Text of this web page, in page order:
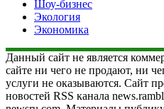
Шоу-бизнес
Экология
Экономика
Данный сайт не является
сайте ни чего не продают, ни
услуги не оказываются. Сайт
новостей RSS канала